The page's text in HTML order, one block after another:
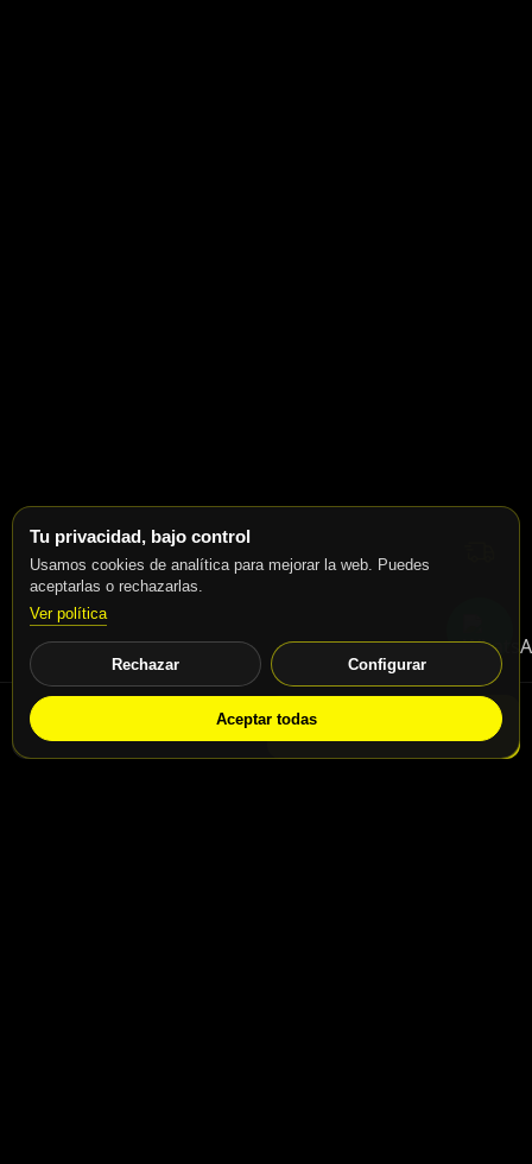
Tu privacidad, bajo control
Usamos cookies de analítica para mejorar la web. Puedes
aceptarlas o rechazarlas.
Ver política
Rechazar Configurar
Aceptar todas